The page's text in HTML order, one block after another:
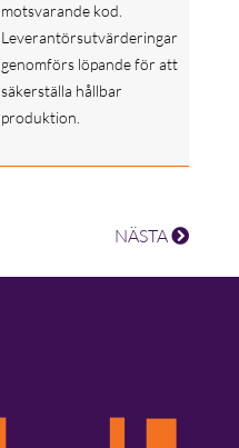
motsvarande kod.
Leverantörsutvärderingar
genomförs löpande för att
säkerställa hållbar
produktion.
NÄSTA